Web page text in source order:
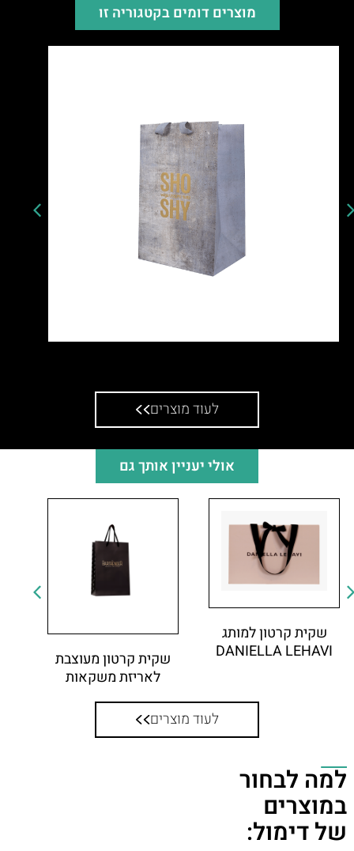
מוצרים דומים בקטגוריה זו
לעוד מוצרים
אולי יעניין אותך גם
שקית קרטון למותג
DANIELLA LEHAVI
שקית קרטון מעוצבת
לאריזת משקאות
לעוד מוצרים
למה לבחור
במוצרים
של דימול: